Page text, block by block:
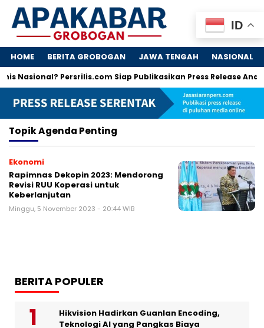
HOME BERITA GROBOGAN JAWA TENGAH NASIONAL
Nasional? Persrilis.com Siap Publikasikan Press Release Anda!
TopikAgenda Penting
Ekonomi
Rapimnas Dekopin 2023: Mendorong
Revisi RUU Koperasi untuk
Keberlanjutan
Minggu, 5 November 2023 - 20:44 WIB
BERITA POPULER
Hikvision Hadirkan Guanlan Encoding,
Teknologi AI yang Pangkas Biaya
ID